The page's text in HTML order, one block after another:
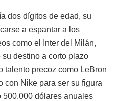
dos dígitos de edad, su
a espantar a los
como el Inter del Milán,
destino a corto plazo
talento precoz como LeBron
con Nike para ser su figura
dólares anuales